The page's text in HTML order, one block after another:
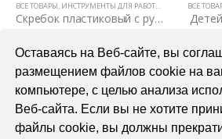
Оставаясь на Веб-сайте, вы
размещением файлов cookie на
компьютере, с целью анализа
Веб-сайта. Если вы не хотите
файлы cookie, вы должны
И ОЧИСТКИ КЛЕЯ
,СКРЕБКИ И УГОЛКИ ДЛЯ ТОНИРОВАНИЯ И
ВСЕ ТОВАРЫ, ИНСТРУМЕНТЫ ДЛЯ РАБОТЫ С ПЛЕНКАМИ ,
Скребок пластиковый с ручкой, большой
В КОРЗИНУ
ВСЕ